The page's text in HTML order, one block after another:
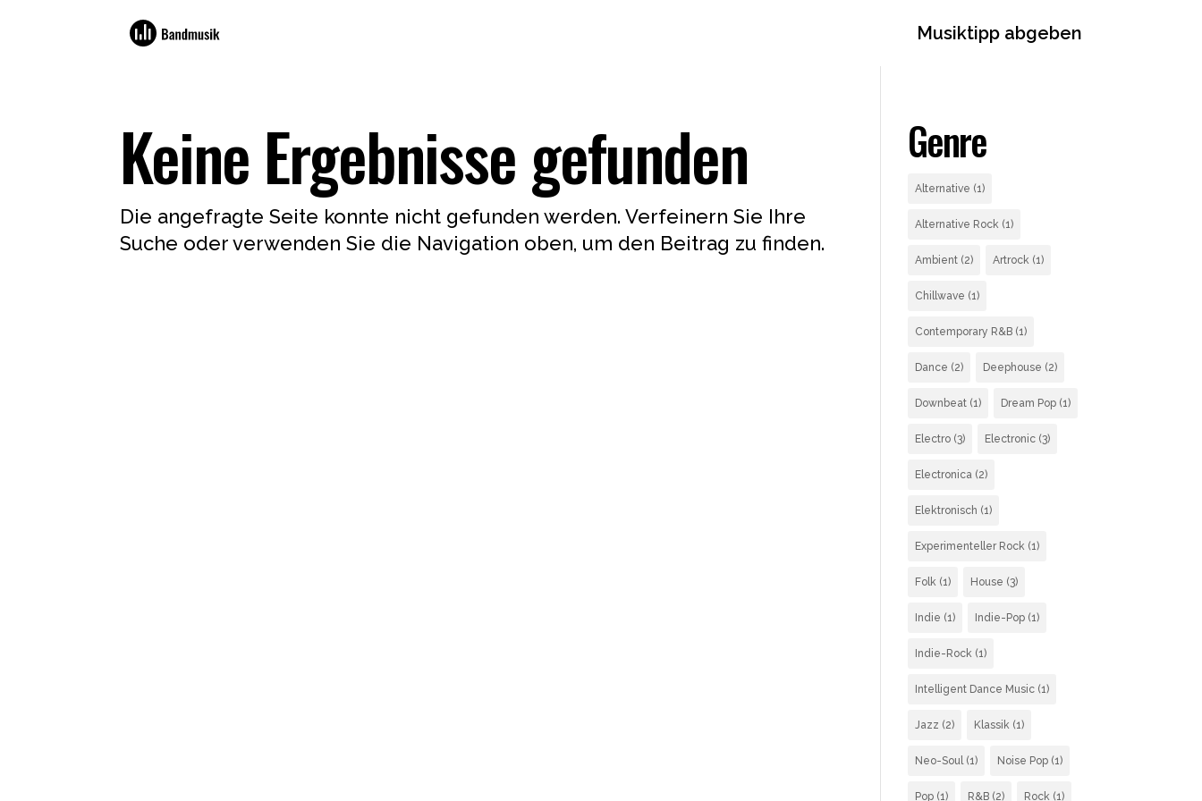
Musiktipp abgeben
Keine Ergebnisse gefunden
Die angefragte Seite konnte nicht gefunden werden. Verfeinern Sie Ihre
Suche oder verwenden Sie die Navigation oben, um den Beitrag zu finden.
Genre
Alternative (1)
Alternative Rock (1)
Ambient (2) Artrock (1)
Chillwave (1)
Contemporary R&B (1)
Dance (2) Deephouse (2)
Downbeat (1) Dream Pop (1)
Electro (3) Electronic (3)
Electronica (2)
Elektronisch (1)
Experimenteller Rock (1)
Folk (1) House (3)
Indie (1) Indie-Pop (1)
Indie-Rock (1)
Intelligent Dance Music (1)
Jazz (2) Klassik (1)
Neo-Soul(1) Noise Pop (1)
Pop (1) R&B (2) Rock (1)